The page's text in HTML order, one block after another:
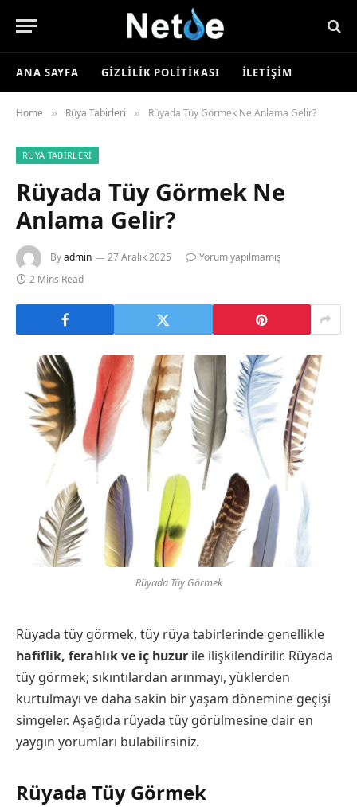
ANA SAYFA GIZLILIK POLITIKASI İLETIŞIM
Home » Rüya Tabirleri » Rüyada Tüy Görmek Ne Anlama Gelir?
RÜYA TABIRLERI
Rüyada Tüy Görmek Ne
Anlama Gelir?
Byadmin 27 Aralık 2025
Yorum yapılmamış
2 Mins Read
Rüyada Tüy Görmek
Rüyada tüy görmek, tüy rüya tabirlerinde genellikle
hafiflik, ferahlık ve iç huzur ile ilişkilendirilir. Rüyada
tüy görmek; sıkıntılardan arınmayı, yüklerden
kurtulmayı ve daha sakin bir yaşam dönemine geçişi
simgeler. Aşağıda rüyada tüy görülmesine dair en
yaygın yorumları bulabilirsiniz.
Rüyada Tüy Görmek